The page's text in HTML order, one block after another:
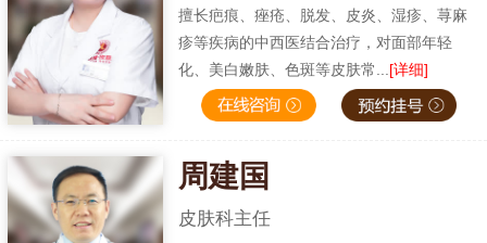
擅长疤痕、痤疮、脱发、皮炎、湿疹、荨麻
疹等疾病的中西医结合治疗，对面部年轻
化、美白嫩肤、色斑等皮肤常... [详细]
周建国
皮肤科主任